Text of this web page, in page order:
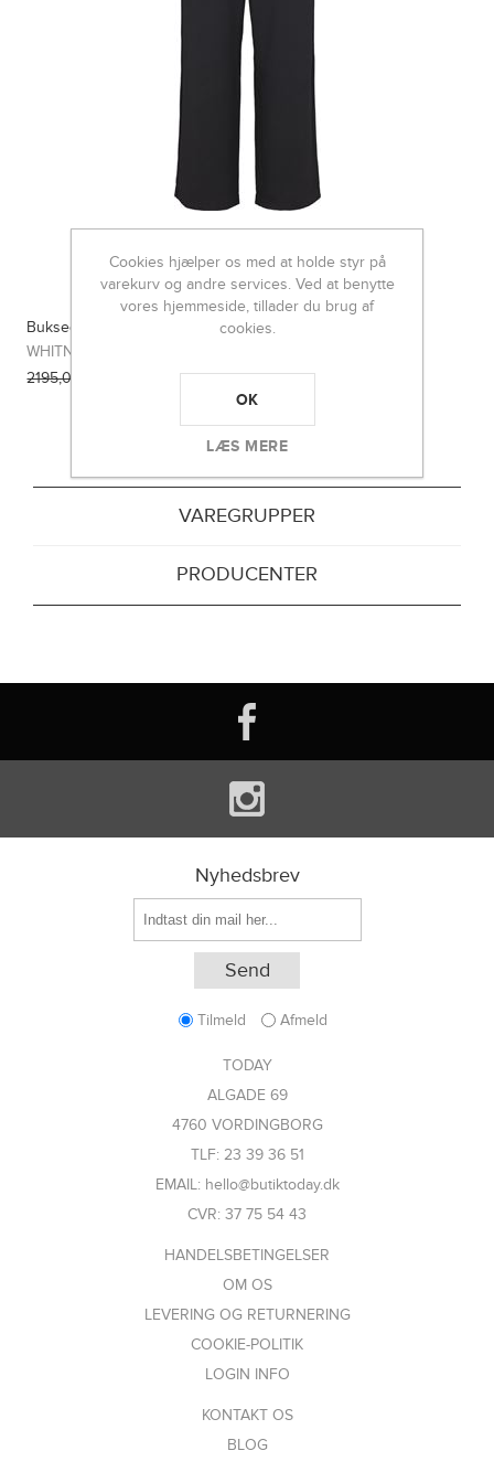
Buksedragt
WHITNEY N
2195,00 DKK
1317,00 DKK
VAREGRUPPER
PRODUCENTER
Nyhedsbrev
Tilmeld Afmeld
TODAY
ALGADE 69
4760 VORDINGBORG
TLF: 23 39 36 51
EMAIL: hello@butiktoday.dk
CVR: 37 75 54 43
HANDELSBETINGELSER
OM OS
LEVERING OG RETURNERING
COOKIE-POLITIK
LOGIN INFO
KONTAKT OS
BLOG
Cookies hjælper os med at holde styr på
varekurv og andre services. Ved at benytte
vores hjemmeside, tillader du brug af
cookies.
OK
LÆS MERE